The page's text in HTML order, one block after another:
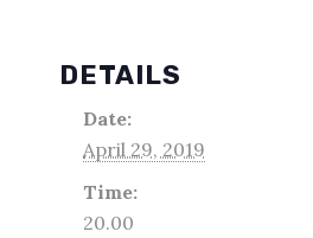
DETAILS
Date:
April 29, 2019
Time:
20.00